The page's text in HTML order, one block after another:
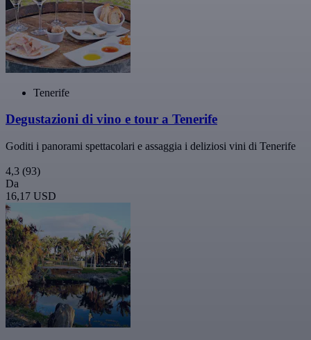
Tenerife
Degustazioni di vino e tour a Tenerife
Goditi i panorami spettacolari e assaggia i deliziosi vini di Tenerife
4,3 (93)
Da
16,17 USD